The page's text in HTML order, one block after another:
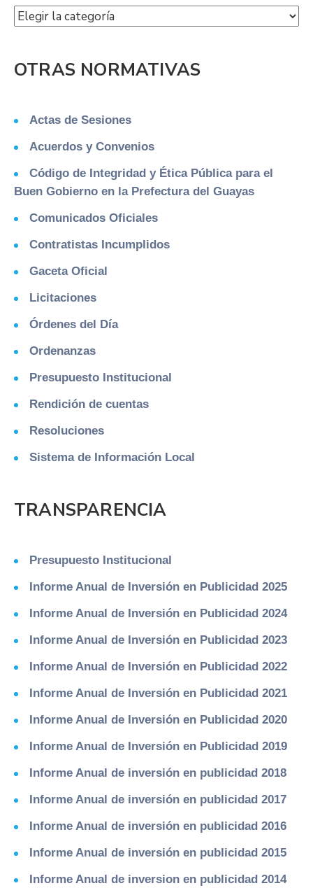
OTRAS NORMATIVAS
Actas de Sesiones
Acuerdos y Convenios
Código de Integridad y Ética Pública para el
Buen Gobierno en la Prefectura del Guayas
Comunicados Oficiales
Contratistas Incumplidos
Gaceta Oficial
Licitaciones
Órdenes del Día
Ordenanzas
Presupuesto Institucional
Rendición de cuentas
Resoluciones
Sistema de Información Local
TRANSPARENCIA
Presupuesto Institucional
Informe Anual de Inversión en Publicidad 2025
Informe Anual de Inversión en Publicidad 2024
Informe Anual de Inversión en Publicidad 2023
Informe Anual de Inversión en Publicidad 2022
Informe Anual de Inversión en Publicidad 2021
Informe Anual de Inversión en Publicidad 2020
Informe Anual de Inversión en Publicidad 2019
Informe Anual de inversión en publicidad 2018
Informe Anual de inversión en publicidad 2017
Informe Anual de inversión en publicidad 2016
Informe Anual de inversión en publicidad 2015
Informe Anual de inversion en publicidad 2014